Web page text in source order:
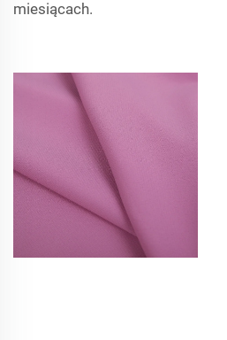
miesiącach.